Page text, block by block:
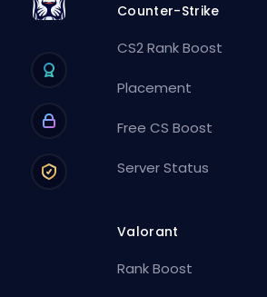
Counter-Strike
CS2 Rank Boost
Placement
Free CS Boost
Server Status
Valorant
Rank Boost